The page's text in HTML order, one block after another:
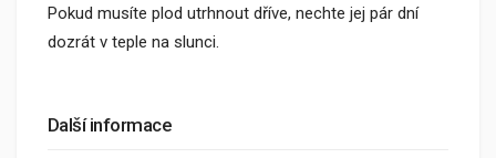
Pokud musíte plod utrhnout dříve, nechte jej pár dní
dozrát v teple na slunci.
Další informace